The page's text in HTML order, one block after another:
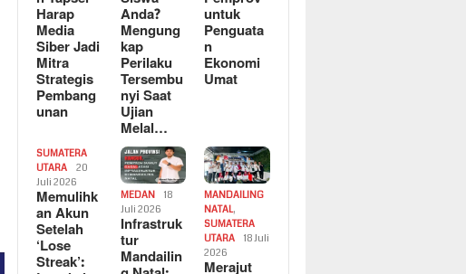
Harap
Media
Siber Jadi
Mitra
Strategis
Pembang
unan
Anda?
Mengung
kap
Perilaku
Tersembu
nyi Saat
Ujian
Melal…
untuk
Penguata
n
Ekonomi
Umat
SUMATERA
UTARA
20
Juli 2026
Memulihk
an Akun
Setelah
‘Lose
Streak’:
MEDAN
18
Juli 2026
Infrastruk
tur
Mandailin
MANDAILING
NATAL,
SUMATERA
UTARA
18 Juli
2026
Merajut